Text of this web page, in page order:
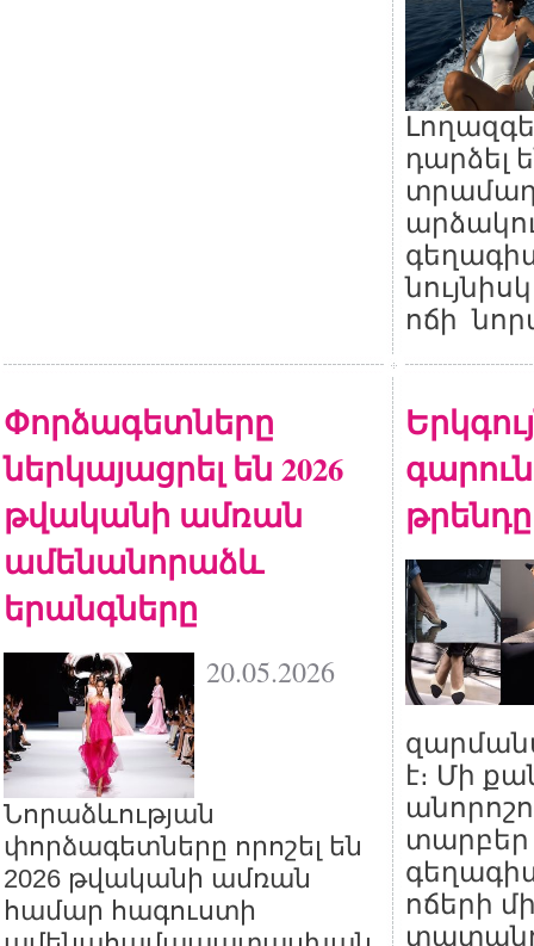
դարձել
ոճի
Փորձագետները
ներկայացրել են 2026
թվականի ամռան
ամենանորաձև
երանգները
20.05.2026
Նորաձևության
փորձագետները որոշել են
2026 թվականի ամռան
համար հագուստի
թրենդը
է։ Մի
տարբեր
ոճերի